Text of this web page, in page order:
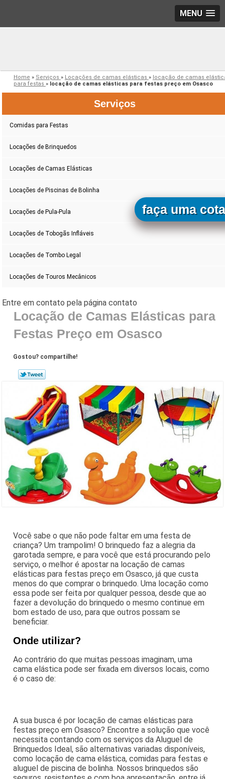
MENU
Home » Serviços » Locações de camas elásticas » locação de camas
para festas » locação de camas elásticas para festas preço em Osasco
Serviços
Comidas para Festas
Locações de Brinquedos
Locações de Camas Elásticas
Locações de Piscinas de Bolinha
Locações de Pula-Pula
Locações de Tobogãs Infláveis
Locações de Tombo Legal
Locações de Touros Mecânicos
Locação de Camas Elásticas para
Festas Preço em Osasco
Gostou? compartilhe!
Você sabe o que não pode faltar em uma festa de
criança? Um trampolim! O brinquedo faz a alegria da
garotada sempre, e para você que está procurando pelo
serviço, o melhor é apostar na locação de camas
elásticas para festas preço em Osasco, já que custa
menos do que comprar o brinquedo. Uma locação como
essa pode ser feita por qualquer pessoa, desde que ao
fazer a devolução do brinquedo o mesmo continue em
bom estado de uso, para que outros possam se
beneficiar.
Onde utilizar?
Ao contrário do que muitas pessoas imaginam, uma
cama elástica pode ser fixada em diversos locais, como
é o caso de:
A sua busca é por locação de camas elásticas para
festas preço em Osasco? Encontre a solução que você
necessita contando com os serviços da Aluguel de
Brinquedos Ideal, são alternativas variadas disponíveis,
como locação de cama elástica, comidas para festas e
aluguel de piscina de bolinha. Nossos brinquedos são
faça uma